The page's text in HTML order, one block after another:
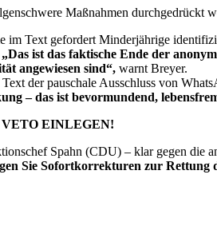
Maßnahmen durchgedrückt
im Text gefordert Minderjährige
„Das ist das faktische Ende der
angewiesen sind“, warnt Breyer.
der pauschale Ausschluss von
– das ist bevormundend,
EINLEGEN!
Spahn (CDU) – klar gegen die
Sie Sofortkorrekturen zur